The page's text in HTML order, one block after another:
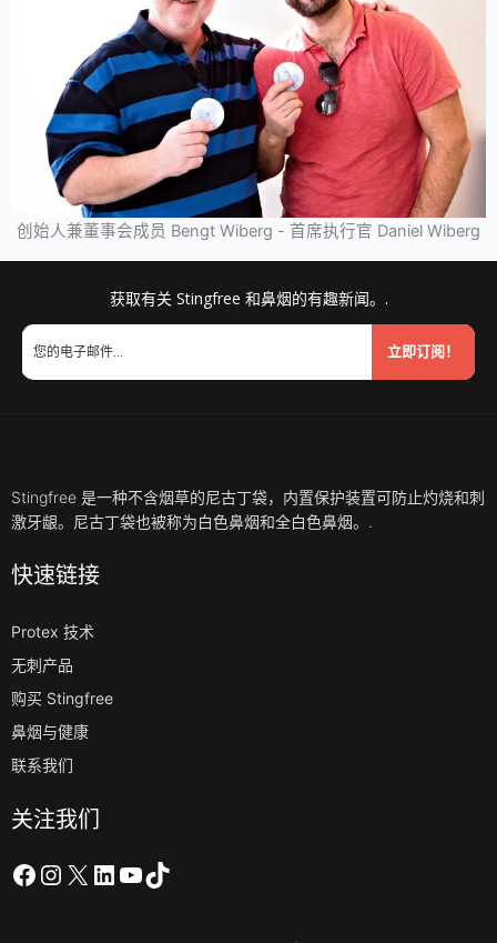
创始人兼董事会成员 Bengt Wiberg - 首席执行官 Daniel Wiberg
获取有关 Stingfree 和鼻烟的有趣新闻。.
立即订阅！
Stingfree 是一种不含烟草的尼古丁袋，内置保护装置可防止灼烧和刺
激牙龈。尼古丁袋也被称为白色鼻烟和全白色鼻烟。.
快速链接
Protex 技术
无刺产品
购买 Stingfree
鼻烟与健康
联系我们
关注我们
在 Facebook 上Instagram
X LinkedIn
YouTube
TikTok